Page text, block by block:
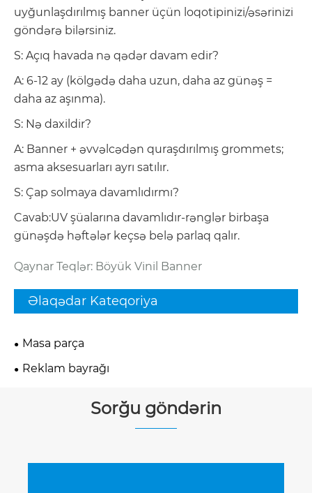
uyğunlaşdırılmış banner üçün loqotipinizi/əsərinizi
göndərə bilərsiniz.
S: Açıq havada nə qədər davam edir?
A: 6-12 ay (kölgədə daha uzun, daha az günəş =
daha az aşınma).
S: Nə daxildir?
A: Banner + əvvəlcədən quraşdırılmış grommets;
asma aksesuarları ayrı satılır.
S: Çap solmaya davamlıdırmı?
Cavab:UV şüalarına davamlıdır-rənglər birbaşa
günəşdə həftələr keçsə belə parlaq qalır.
Qaynar Teqlər: Böyük Vinil Banner
Əlaqədar Kateqoriya
Masa parça
Reklam bayrağı
Sorğu göndərin